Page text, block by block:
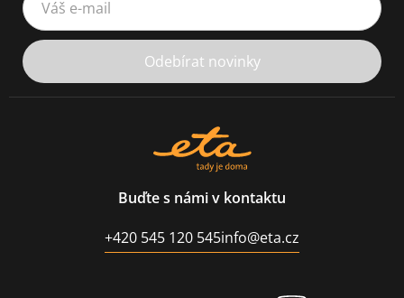
Odebírat novinky
Buďte s námi v kontaktu
+420 545 120 545info@eta.cz